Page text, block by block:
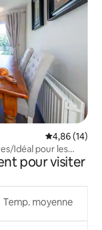
Note
4,86 (14)
Idéal pour les
pour visiter
Temp. moyenne